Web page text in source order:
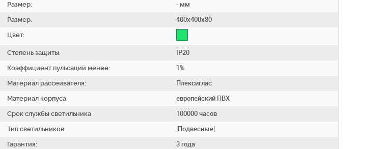
Размер:
- мм
Размер:
400х400х80
Цвет:
Степень защиты:
IP20
Коэффициент пульсаций менее:
1%
Материал рассеивателя:
Плексиглас
Материал корпуса:
европейский ПВХ
Срок службы светильника:
100000 часов
Тип светильников:
|Подвесные|
Гарантия:
3 года